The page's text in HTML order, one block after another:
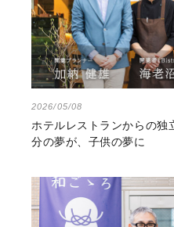
2026/05/08
ホテルレストランからの
分の夢が、子供の夢に